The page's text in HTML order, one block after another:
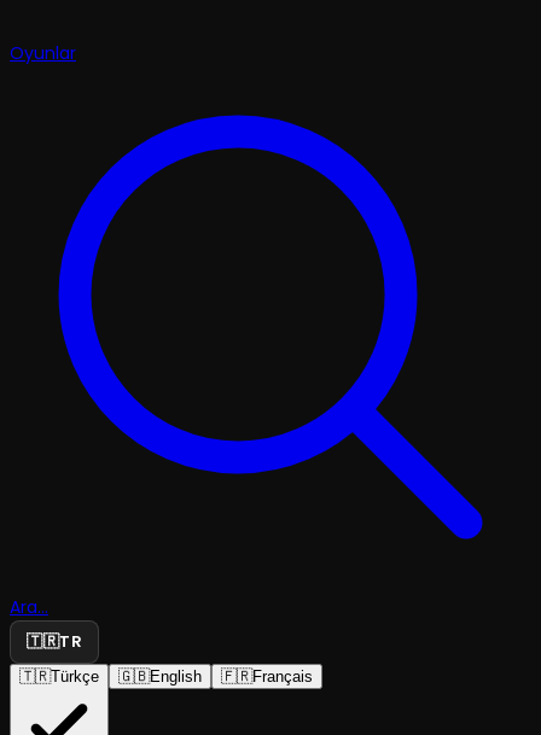
Oyunlar
Ara...
🇹🇷TR
🇹🇷Türkçe 🇬🇧English 🇫🇷Français